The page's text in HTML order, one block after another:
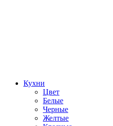
Кухни
Цвет
Белые
Черные
Желтые